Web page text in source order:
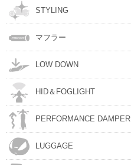
STYLING
マフラー
LOW DOWN
HID＆FOGLIGHT
PERFORMANCE DAMPER
LUGGAGE